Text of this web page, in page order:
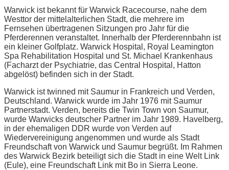
Warwick ist bekannt für Warwick Racecourse, nahe dem
Westtor der mittelalterlichen Stadt, die mehrere im
Fernsehen übertragenen Sitzungen pro Jahr für die
Pferderennen veranstaltet. Innerhalb der Pferderennbahn ist
ein kleiner Golfplatz. Warwick Hospital, Royal Leamington
Spa Rehabilitation Hospital und St. Michael Krankenhaus
(Facharzt der Psychiatrie, das Central Hospital, Hatton
abgelöst) befinden sich in der Stadt.
Warwick ist twinned mit Saumur in Frankreich und Verden,
Deutschland. Warwick wurde im Jahr 1976 mit Saumur
Partnerstadt. Verden, bereits die Twin Town von Saumur,
wurde Warwicks deutscher Partner im Jahr 1989. Havelberg,
in der ehemaligen DDR wurde von Verden auf
Wiedervereinigung angenommen und wurde als Stadt
Freundschaft von Warwick und Saumur begrüßt. Im Rahmen
des Warwick Bezirk beteiligt sich die Stadt in eine Welt Link
(Eule), eine Freundschaft Link mit Bo in Sierra Leone.